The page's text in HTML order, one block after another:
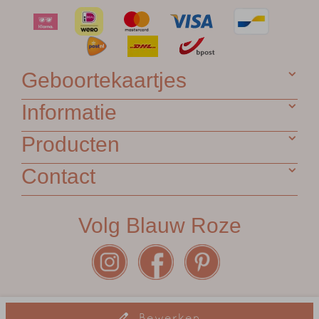
Geboortekaartjes
Informatie
Producten
Contact
Volg Blauw Roze
Algemene voorwaarden •Garantie •Privacy Statement